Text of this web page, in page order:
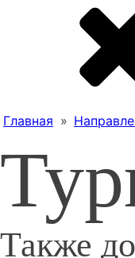
Главная »
Также